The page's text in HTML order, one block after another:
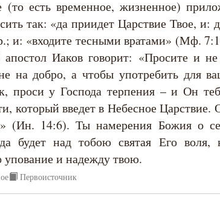
(Беляев)
(то есть временное, жизненное)
так: «да приидет Царствие Твое, и:
и: «входите тесными вратами» (Мф.
Иаков говорит: «Просите и
на добро, а чтобы употребить для
проси у Господа терпения – и Он
который введет в Небесное Царствие.
(Ин. 14:6). Ты намерения Божия о
будет над тобою святая Его
упование и надежду твою.
Первоисточник